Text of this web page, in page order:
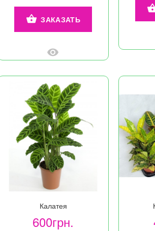
ЗАКАЗАТЬ
Калатея
600грн.